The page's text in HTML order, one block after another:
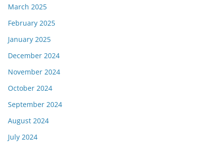
March 2025
February 2025
January 2025
December 2024
November 2024
October 2024
September 2024
August 2024
July 2024